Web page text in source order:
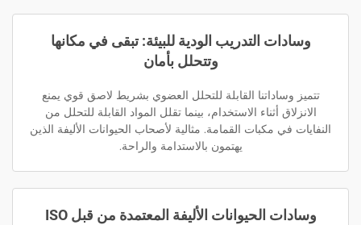
وسادات التدريب الودية للبيئة: تبقى في مكانها
وتتحلل بأمان
تتميز وساداتنا القابلة للتحلل العضوي بشريط لاصق قوي يمنع
الانزلاق أثناء الاستخدام، بينما تقلل المواد القابلة للتحلل من
النفايات في مكبات القمامة. مثالية لأصحاب الحيوانات الأليفة الذين
يهتمون بالاستدامة والراحة.
وسادات الحيوانات الأليفة المعتمدة من قبل ISO